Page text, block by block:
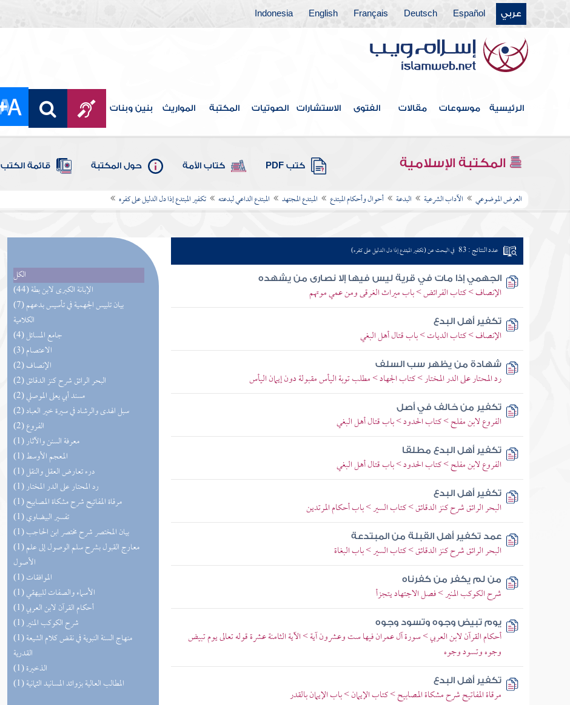
عربي Español
Deutsch
Français
English
Indonesia
الرئيسية موسوعات مقالات الفتوى الاستشارات الصوتيات المكتبة المواريث بنين وبنات
المكتبة الإسلامية كتب PDF كتاب الأمة حول المكتبة قائمة الكتب
العرض الموضوعي الآداب الشرعية البدعة أحوال وأحكام المبتدع المبتدع المجتهد المبتدع الداعي لبدعته تكفير المبتدع إذا دل الدليل على كفره
الكل
(44) الإبانة الكبرى لابن بطة
(7) بيان تلبيس الجهمية في تأسيس بدعهم
الكلامية
(4) جامع المسائل
(3) الاعتصام
(2) الإنصاف
(2) البحر الرائق شرح كنز الدقائق
(2) مسند أبي يعلى الموصلي
(2) سبل الهدى والرشاد في سيرة خير العباد
(2) الفروع
(1) معرفة السنن والآثار
(1) المعجم الأوسط
(1) درء تعارض العقل والنقل
(1) رد المحتار على الدر المختار
(1) مرقاة المفاتيح شرح مشكاة المصابيح
(1) تفسير البيضاوي
(1) بيان المختصر شرح مختصر ابن الحاجب
(1) معارج القبول بشرح سلم الوصول إلى علم
الأصول
(1) الموافقات
(1) الأسماء والصفات للبيهقي
(1) أحكام القرآن لابن العربي
(1) شرح الكوكب المنير
(1) منهاج السنة النبوية في نقض كلام الشيعة
القدرية
(1) الذخيرة
(1) المطالب العالية بزوائد المسانيد الثمانية
عدد النتائج : 83 في البحث عن (تكفير المبتدع إذا دل الدليل على كفره)
الجهمي إذا مات في قرية ليس فيها إلا نصارى من يشهده
الإنصاف > كتاب الفرائض > باب ميراث الغرقى ومن عمي موتهم
تكفير أهل البدع
الإنصاف > كتاب الديات > باب قتال أهل البغي
شهادة من يظهر سب السلف
رد المحتار على الدر المختار > كتاب الجهاد > مطلب توبة اليأس مقبولة دون إيمان اليأس
تكفير من خالف في أصل
الفروع لابن مفلح > كتاب الحدود > باب قتال أهل البغي
تكفير أهل البدع مطلقا
الفروع لابن مفلح > كتاب الحدود > باب قتال أهل البغي
تكفير أهل البدع
البحر الرائق شرح كنز الدقائق > كتاب السير > باب أحكام المرتدين
عمد تكفير أهل القبلة من المبتدعة
البحر الرائق شرح كنز الدقائق > كتاب السير > باب البغاة
من لم يكفر من كفرناه
شرح الكوكب المنير > فصل الاجتهاد يتجزأ
يوم تبيض وجوه وتسود وجوه
أحكام القرآن لابن العربي > سورة آل عمران فيها ست وعشرون آية > الآية الثامنة عشرة قوله تعالى يوم تبيض
وجوه وتسود وجوه
تكفير أهل البدع
مرقاة المفاتيح شرح مشكاة المصابيح > كتاب الإيمان > باب الإيمان بالقدر